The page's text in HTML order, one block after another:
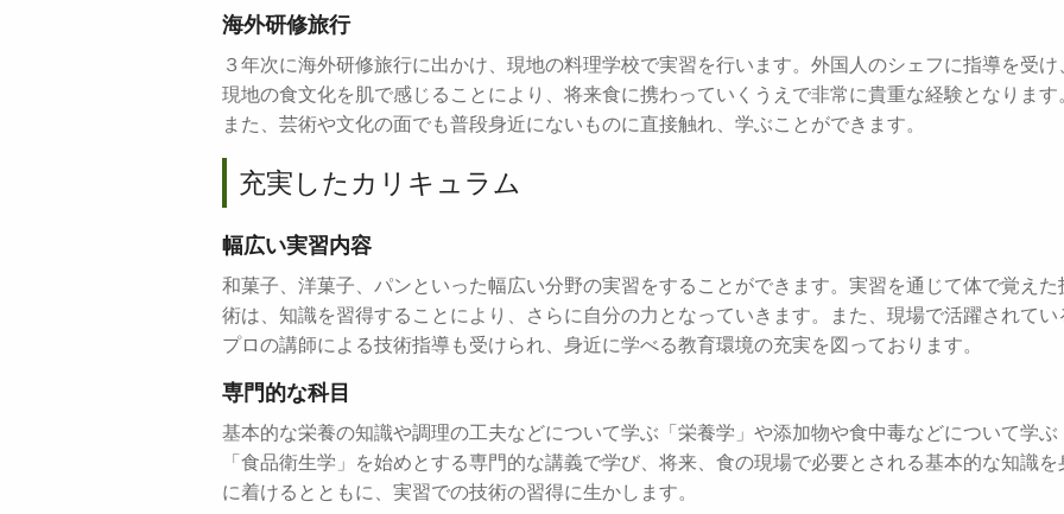
海外研修旅行
３年次に海外研修旅行に出かけ、現地の料理学校で実習を行います。外国人のシェフに指導を受け
現地の食文化を肌で感じることにより、将来食に携わっていくうえで非常に貴重な経験となります
また、芸術や文化の面でも普段身近にないものに直接触れ、学ぶことができます。
充実したカリキュラム
幅広い実習内容
和菓子、洋菓子、パンといった幅広い分野の実習をすることができます。実習を通じて体で覚えた
術は、知識を習得することにより、さらに自分の力となっていきます。また、現場で活躍されてい
プロの講師による技術指導も受けられ、身近に学べる教育環境の充実を図っております。
専門的な科目
基本的な栄養の知識や調理の工夫などについて学ぶ「栄養学」や添加物や食中毒などについて学ぶ
「食品衛生学」を始めとする専門的な講義で学び、将来、食の現場で必要とされる基本的な知識を
に着けるとともに、実習での技術の習得に生かします。